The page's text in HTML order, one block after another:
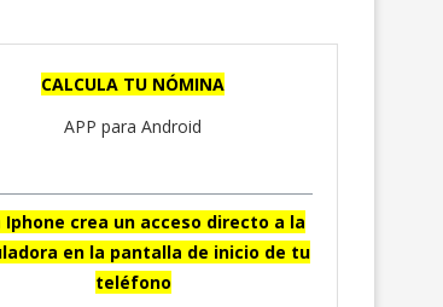
CALCULA TU NÓMINA
APP para Android
Iphone crea un acceso directo a la
en la pantalla de inicio de tu
teléfono